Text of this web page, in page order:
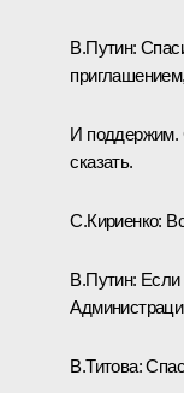
В.Путин:
И поддержим.
сказать.
С.Кириенко:
В.Путин: Если
В.Титова: